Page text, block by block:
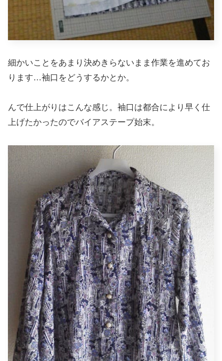
細かいことをあまり決めきらないまま作業を進めてお
ります…袖口をどうするかとか。
んで仕上がりはこんな感じ。袖口は都合により早く仕
上げたかったのでバイアステープ始末。